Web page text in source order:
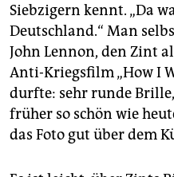
Siebzigern kennt. „Da
Deutschland.“ Man
John Lennon, den Zint
Anti-Kriegsfilm „How I
durfte: sehr runde
früher so schön wie
das Foto gut über dem